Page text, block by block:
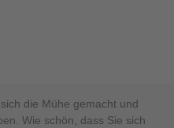
die Mühe gemacht und
Wie schön, dass Sie sich